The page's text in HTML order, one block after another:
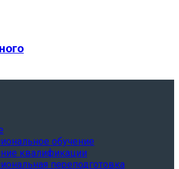
обучение
квалификации
переподготовка